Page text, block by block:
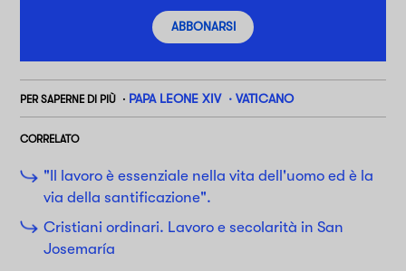
ABBONARSI
PER SAPERNE DI PIÙ PAPA LEONE XIV VATICANO
CORRELATO
"Il lavoro è essenziale nella vita dell'uomo ed è la
via della santificazione".
Cristiani ordinari. Lavoro e secolarità in San
Josemaría